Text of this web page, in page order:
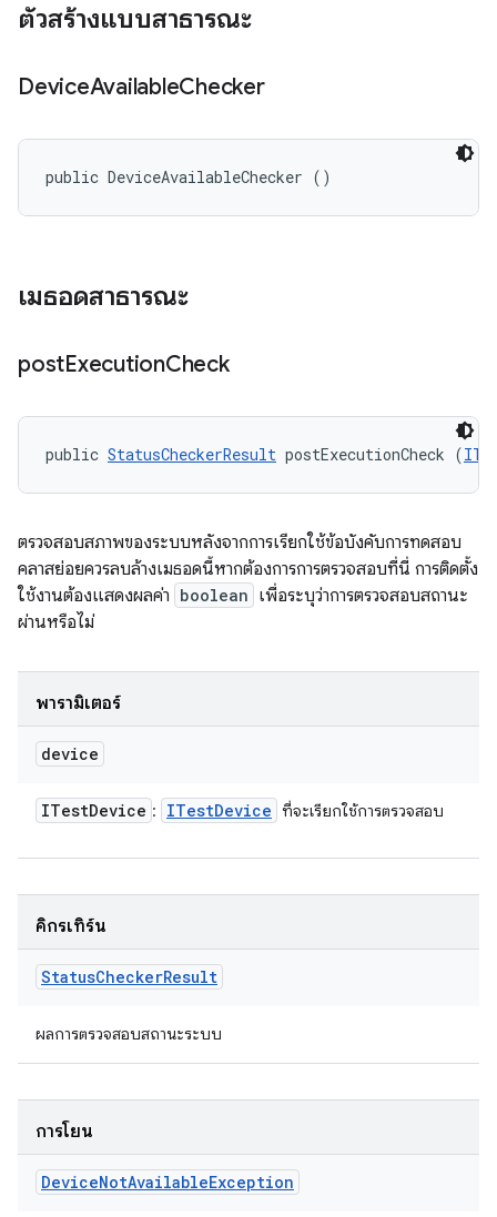
ตัวสร้างแบบสาธารณะ
DeviceAvailableChecker
public DeviceAvailableChecker ()
เมธอดสาธารณะ
postExecutionCheck
public StatusCheckerResult postExecutionCheck (
ตรวจสอบสภาพของระบบหลังจากการเรียกใช้ข้อบังคับการทดสอบ
คลาสย่อยควรลบล้างเมธอดนี้หากต้องการการตรวจสอบที่นี่ การติดตั้ง
ใช้งานต้องแสดงผลค่า boolean เพื่อระบุว่าการตรวจสอบสถานะ
ผ่านหรือไม่
พารามิเตอร์
device
ITestDevice : ITestDevice ที่จะเรียกใช้การตรวจสอบ
คิกรีเทิร์น
StatusCheckerResult
ผลการตรวจสอบสถานะระบบ
การโยน
DeviceNotAvailableException